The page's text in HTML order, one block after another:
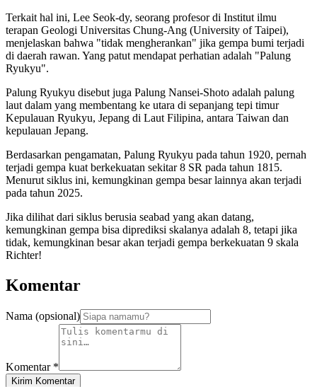
Terkait hal ini, Lee Seok-dy, seorang profesor di Institut ilmu
terapan Geologi Universitas Chung-Ang (University of Taipei),
menjelaskan bahwa "tidak mengherankan" jika gempa bumi terjadi
di daerah rawan. Yang patut mendapat perhatian adalah "Palung
Ryukyu".
Palung Ryukyu disebut juga Palung Nansei-Shoto adalah palung
laut dalam yang membentang ke utara di sepanjang tepi timur
Kepulauan Ryukyu, Jepang di Laut Filipina, antara Taiwan dan
kepulauan Jepang.
Berdasarkan pengamatan, Palung Ryukyu pada tahun 1920, pernah
terjadi gempa kuat berkekuatan sekitar 8 SR pada tahun 1815.
Menurut siklus ini, kemungkinan gempa besar lainnya akan terjadi
pada tahun 2025.
Jika dilihat dari siklus berusia seabad yang akan datang,
kemungkinan gempa bisa diprediksi skalanya adalah 8, tetapi jika
tidak, kemungkinan besar akan terjadi gempa berkekuatan 9 skala
Richter!
Komentar
Nama (opsional)
Komentar *
Kirim Komentar